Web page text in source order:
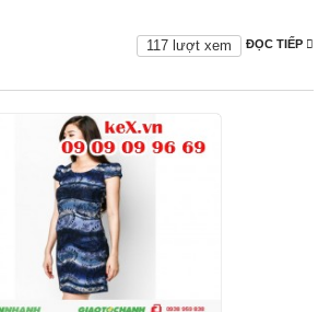
ĐỌC TIẾP
117 lượt xem